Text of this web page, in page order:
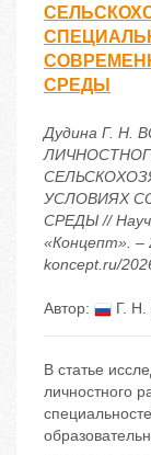
СРЕДЫ
Дудина Г. Н.
УСЛОВИЯХ
СРЕДЫ //
«Концепт». –
koncept.ru/
Автор: Г. Н.
В статье
личностного